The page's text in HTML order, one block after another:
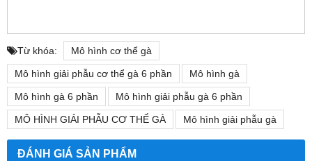
Từ khóa: Mô hình cơ thể gà
Mô hình giải phẫu cơ thể gà 6 phần Mô hình gà
Mô hình gà 6 phần Mô hình giải phẫu gà 6 phần
MÔ HÌNH GIẢI PHẪU CƠ THỂ GÀ Mô hình giải phẫu gà
ĐÁNH GIÁ SẢN PHẨM